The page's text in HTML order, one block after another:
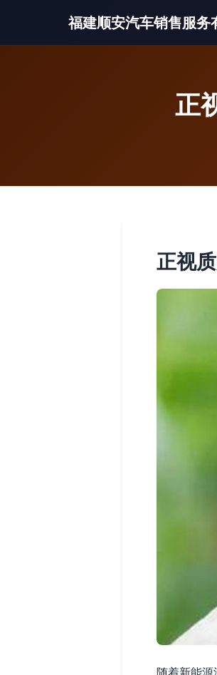
福建顺安汽车销售服务
正
正视
随着新能源